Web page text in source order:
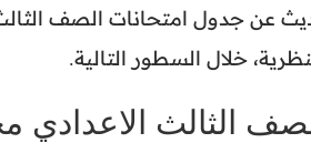
خلال السطور التالية.
الثالث الاعدادي